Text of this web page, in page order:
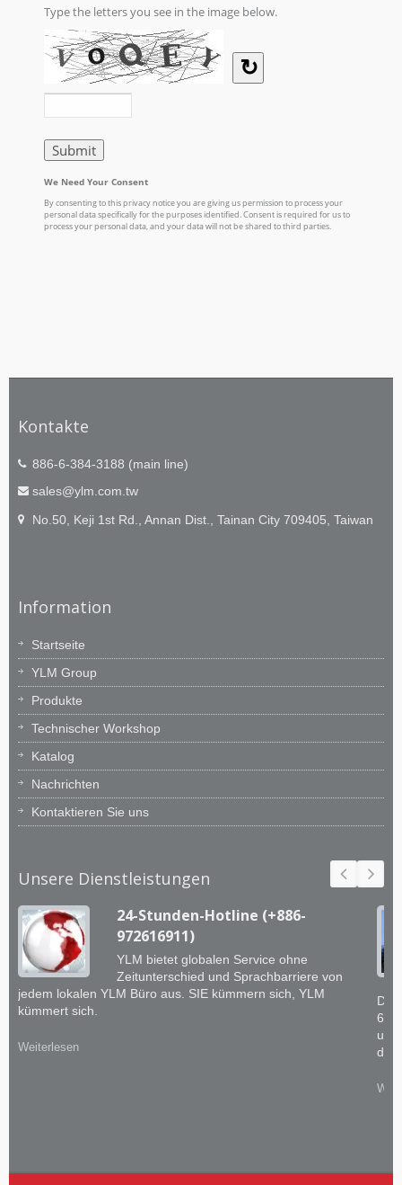
Kontakte
886-6-384-3188 (main line)
sales@ylm.com.tw
No.50, Keji 1st Rd., Annan Dist., Tainan City 709405, Taiwan
Information
Startseite
YLM Group
Produkte
Technischer Workshop
Katalog
Nachrichten
Kontaktieren Sie uns
Unsere Dienstleistungen
24-Stunden-Hotline (+886-
972616911)
YLM bietet globalen Service ohne
Zeitunterschied und Sprachbarriere von
jedem lokalen YLM Büro aus. SIE kümmern sich, YLM
kümmert sich.
Weiterlesen
60
und